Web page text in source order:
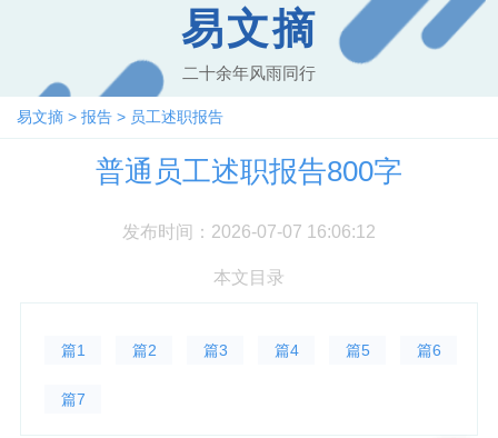
易文摘
二十余年风雨同行
易文摘 > 报告 > 员工述职报告
普通员工述职报告800字
发布时间：2026-07-07 16:06:12
本文目录
篇1 篇2 篇3 篇4 篇5 篇6
篇7